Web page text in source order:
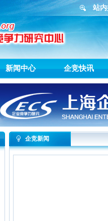
站
新闻中心 企竞快讯
企竞新闻